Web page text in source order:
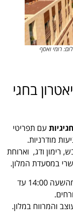
רומי ואסף
בחגי
עם תפריטי
מודרניות.
רימון ודג, וארוחת
במסעדת המלון.
בראש השנה תיערך קבלת פנים בלובי מהשעה 14:00 עד
והמרווח במלון.